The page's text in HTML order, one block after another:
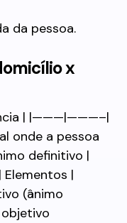
da pessoa.
x
| |———|———–|
onde a pessoa
definitivo |
|
(ânimo